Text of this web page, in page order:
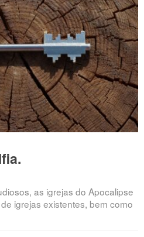
as igrejas do Apocalipse
igrejas existentes, bem como